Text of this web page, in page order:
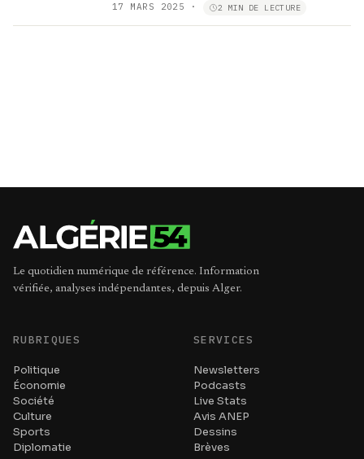
17 MARS 2025 · 2 MIN DE LECTURE
Le quotidien numérique de référence. Information
vérifiée, analyses indépendantes, depuis Alger.
RUBRIQUES
Politique
Économie
Société
Culture
Sports
Diplomatie
SERVICES
Newsletters
Podcasts
Live Stats
Avis ANEP
Dessins
Brèves